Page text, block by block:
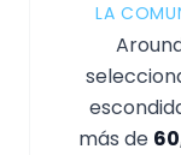
LA
más de